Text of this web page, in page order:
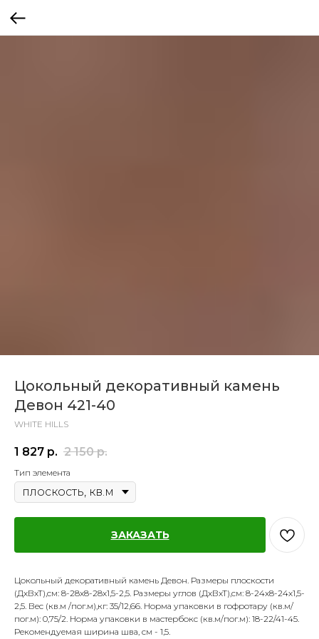
Цокольный декоративный камень
Девон 421-40
WHITE HILLS
1 827 р. 2 150 р.
Тип элемента
ЗАКАЗАТЬ
Цокольный декоративный камень Девон. Размеры плоскости
(ДхВхТ),см: 8-28х8-28х1,5-2,5. Размеры углов (ДхВхТ),см: 8-24х8-24х1,5-
2,5. Вес (кв.м /пог.м),кг: 35/12,66. Норма упаковки в гофротару (кв.м/
пог.м): 0,75/2. Норма упаковки в мастербокс (кв.м/пог.м): 18-22/41-45.
Рекомендуемая ширина шва, см - 1,5.